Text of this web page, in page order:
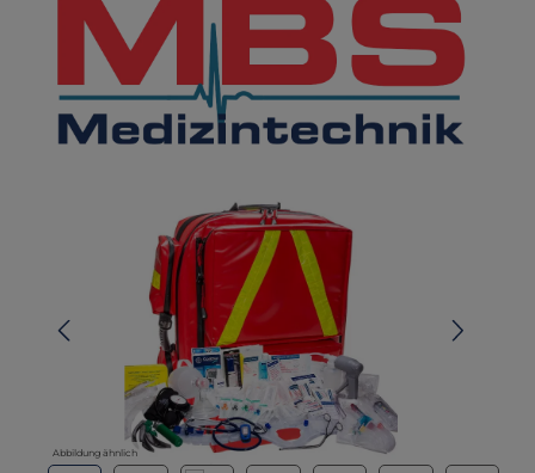
Bildergalerie überspringen
Abbildung ähnlich